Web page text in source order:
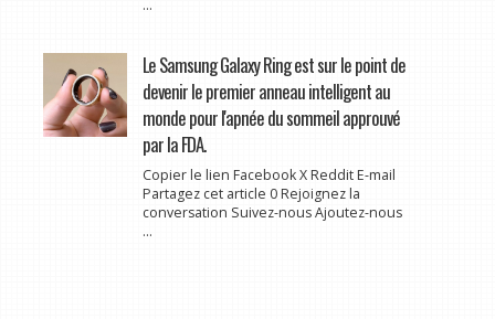
...
Le Samsung Galaxy Ring est sur le point de
devenir le premier anneau intelligent au
monde pour l'apnée du sommeil approuvé
par la FDA.
Copier le lien Facebook X Reddit E-mail
Partagez cet article 0 Rejoignez la
conversation Suivez-nous Ajoutez-nous
...